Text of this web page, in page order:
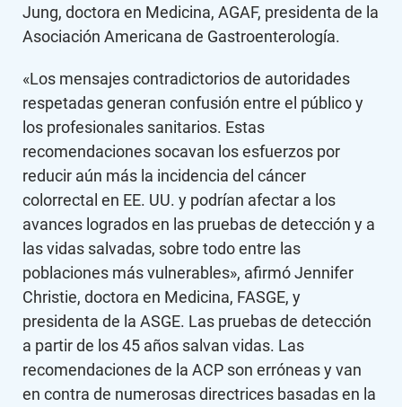
Jung, doctora en Medicina, AGAF, presidenta de la
Asociación Americana de Gastroenterología.
«Los mensajes contradictorios de autoridades
respetadas generan confusión entre el público y
los profesionales sanitarios. Estas
recomendaciones socavan los esfuerzos por
reducir aún más la incidencia del cáncer
colorrectal en EE. UU. y podrían afectar a los
avances logrados en las pruebas de detección y a
las vidas salvadas, sobre todo entre las
poblaciones más vulnerables», afirmó Jennifer
Christie, doctora en Medicina, FASGE, y
presidenta de la ASGE. Las pruebas de detección
a partir de los 45 años salvan vidas. Las
recomendaciones de la ACP son erróneas y van
en contra de numerosas directrices basadas en la